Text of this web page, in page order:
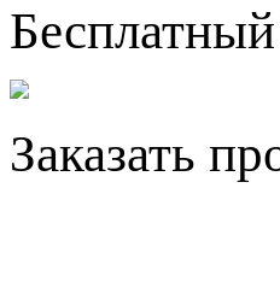
Заказать